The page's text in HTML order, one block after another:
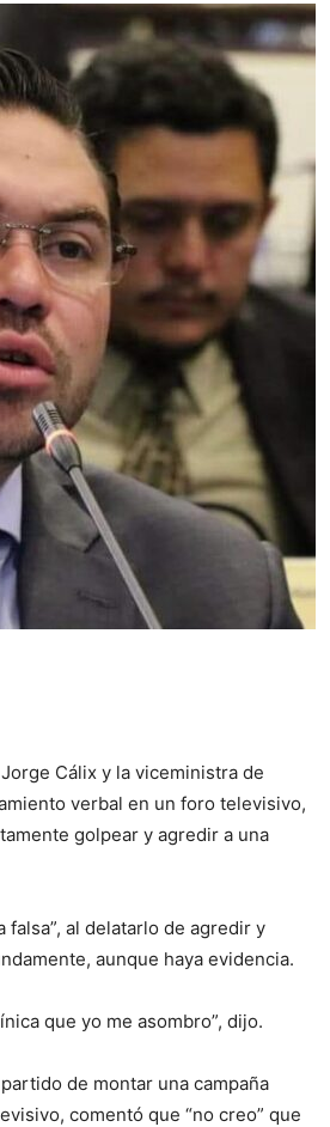
Cálix y la viceministra de
verbal en un foro televisivo,
golpear y agredir a una
falsa”, al delatarlo de agredir y
aunque haya evidencia.
que yo me asombro”, dijo.
de montar una campaña
comentó que “no creo” que